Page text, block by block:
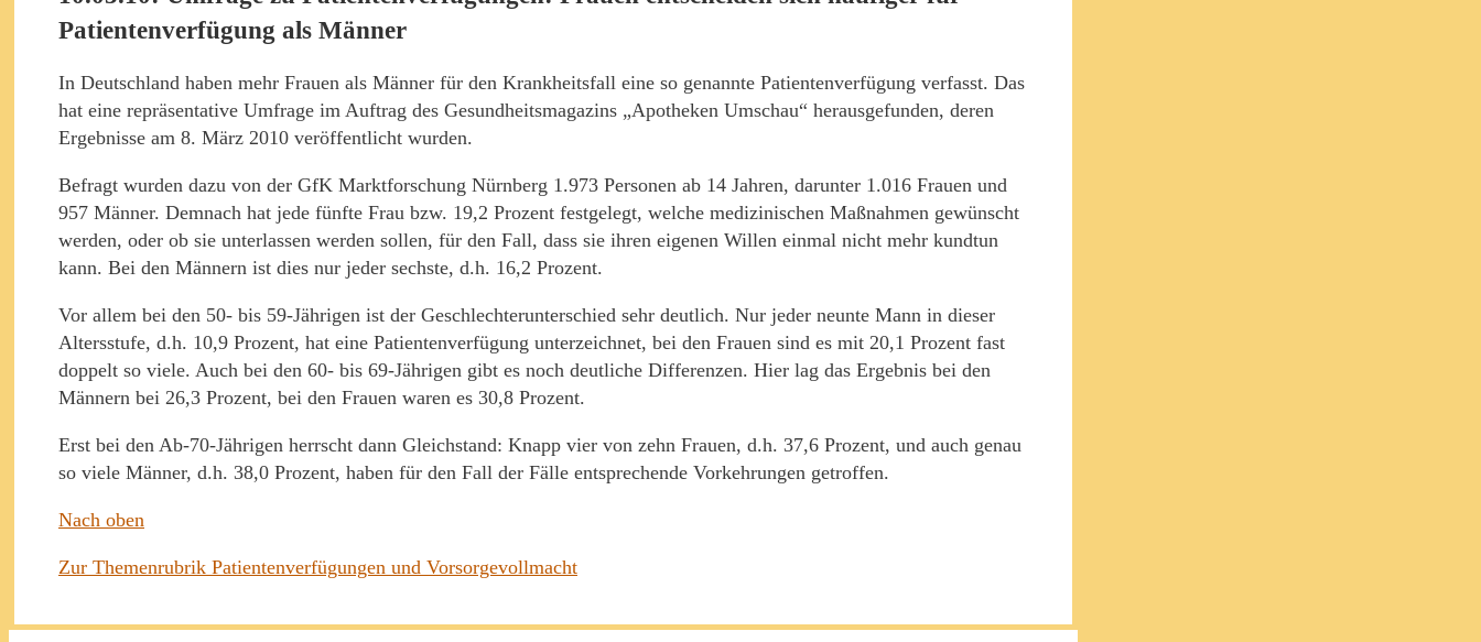
Patientenverfügung als Männer
In Deutschland haben mehr Frauen als Männer für den Krankheitsfall eine so genannte Patientenverfügung verfasst. Das
hat eine repräsentative Umfrage im Auftrag des Gesundheitsmagazins „Apotheken Umschau“ herausgefunden, deren
Ergebnisse am 8. März 2010 veröffentlicht wurden.
Befragt wurden dazu von der GfK Marktforschung Nürnberg 1.973 Personen ab 14 Jahren, darunter 1.016 Frauen und
957 Männer. Demnach hat jede fünfte Frau bzw. 19,2 Prozent festgelegt, welche medizinischen Maßnahmen gewünscht
werden, oder ob sie unterlassen werden sollen, für den Fall, dass sie ihren eigenen Willen einmal nicht mehr kundtun
kann. Bei den Männern ist dies nur jeder sechste, d.h. 16,2 Prozent.
Vor allem bei den 50- bis 59-Jährigen ist der Geschlechterunterschied sehr deutlich. Nur jeder neunte Mann in dieser
Altersstufe, d.h. 10,9 Prozent, hat eine Patientenverfügung unterzeichnet, bei den Frauen sind es mit 20,1 Prozent fast
doppelt so viele. Auch bei den 60- bis 69-Jährigen gibt es noch deutliche Differenzen. Hier lag das Ergebnis bei den
Männern bei 26,3 Prozent, bei den Frauen waren es 30,8 Prozent.
Erst bei den Ab-70-Jährigen herrscht dann Gleichstand: Knapp vier von zehn Frauen, d.h. 37,6 Prozent, und auch genau
so viele Männer, d.h. 38,0 Prozent, haben für den Fall der Fälle entsprechende Vorkehrungen getroffen.
Nach oben
Zur Themenrubrik Patientenverfügungen und Vorsorgevollmacht